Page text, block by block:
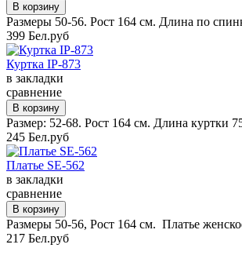
Размеры 50-56. Рост 164 см. Длина по
399 Бел.руб
Куртка IP-873
в закладки
сравнение
Размер: 52-68. Рост 164 см. Длина куртки
245 Бел.руб
Платье SE-562
в закладки
сравнение
Размеры 50-56, Рост 164 см. Платье
217 Бел.руб